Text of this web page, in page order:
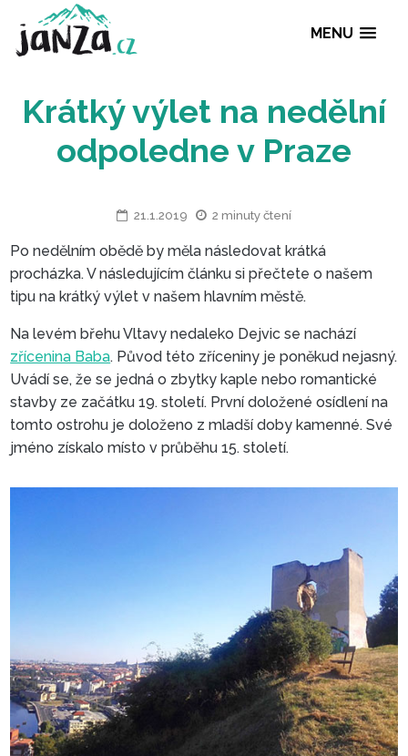
MENU
Krátký výlet na
odpoledne v
21.1.2019 2 minuty čtení
Po nedělním obědě by měla následovat krátká
procházka. V následujícím článku si přečtete o našem
tipu na krátký výlet v našem hlavním městě.
Na levém břehu Vltavy nedaleko Dejvic se nachází
zřícenina Baba. Původ této zříceniny je poněkud nejasný.
Uvádí se, že se jedná o zbytky kaple nebo romantické
stavby ze začátku 19. století. První doložené osídlení na
tomto ostrohu je doloženo z mladší doby kamenné. Své
jméno získalo místo v průběhu 15. století.